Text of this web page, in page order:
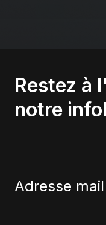
Restez à
notre